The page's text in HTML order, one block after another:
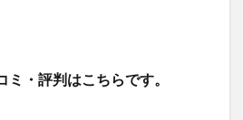
・評判はこちらです。